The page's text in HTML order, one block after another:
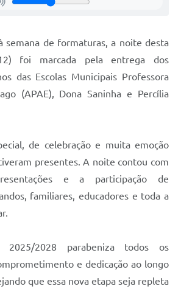
semana de formaturas, a noite desta
foi marcada pela entrega dos
das Escolas Municipais Professora
(APAE), Dona Saninha e Percília
de celebração e muita emoção
presentes. A noite contou com
e a participação de
familiares, educadores e toda a
2025/2028 parabeniza todos os
e dedicação ao longo
que essa nova etapa seja repleta